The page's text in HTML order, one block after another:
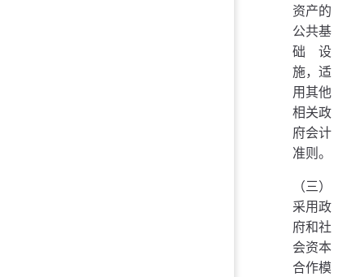
资产的
公共基
础设
施，适
用其他
相关政
府会计
准则。
（三）
采用政
府和社
会资本
合作模